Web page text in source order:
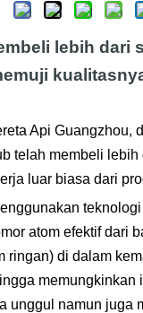
lebih
Api
telah membeli
luar biasa dari
atom efektif dari
di dalam
namun